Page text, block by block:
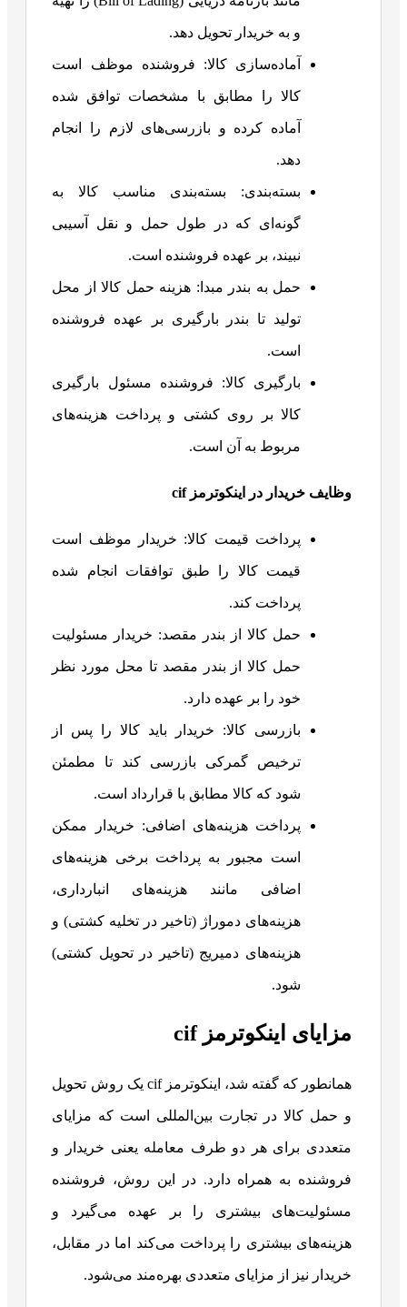
و به خریدار تحویل دهد.
آماده‌سازی کالا: فروشنده موظف است
کالا را مطابق با مشخصات توافق شده
آماده کرده و بازرسی‌های لازم را انجام
دهد.
بسته‌بندی: بسته‌بندی مناسب کالا به
گونه‌ای که در طول حمل و نقل آسیبی
نبیند، بر عهده فروشنده است.
حمل به بندر مبدا: هزینه حمل کالا از محل
تولید تا بندر بارگیری بر عهده فروشنده
است.
بارگیری کالا: فروشنده مسئول بارگیری
کالا بر روی کشتی و پرداخت هزینه‌های
مربوط به آن است.
وظایف خریدار در اینکوترمزcif
پرداخت قیمت کالا: خریدار موظف است
قیمت کالا را طبق توافقات انجام شده
پرداخت کند.
حمل کالا از بندر مقصد: خریدار مسئولیت
حمل کالا از بندر مقصد تا محل مورد نظر
خود را بر عهده دارد.
بازرسی کالا: خریدار باید کالا را پس از
ترخیص گمرکی بازرسی کند تا مطمئن
شود که کالا مطابق با قرارداد است.
پرداخت هزینه‌های اضافی: خریدار ممکن
است مجبور به پرداخت برخی هزینه‌های
اضافی مانند هزینه‌های انبارداری،
هزینه‌های دموراژ (تاخیر در تخلیه کشتی) و
هزینه‌های دمیریج (تاخیر در تحویل کشتی)
شود.
مزایای اینکوترمز cif
همانطور که گفته شد، اینکوترمز cif یک روش تحویل
و حمل کالا در تجارت بین‌المللی است که مزایای
متعددی برای هر دو طرف معامله یعنی خریدار و
فروشنده به همراه دارد. در این روش، فروشنده
مسئولیت‌های بیشتری را بر عهده می‌گیرد و
هزینه‌های بیشتری را پرداخت می‌کند اما در مقابل،
خریدار نیز از مزایای متعددی بهره‌مند می‌شود.